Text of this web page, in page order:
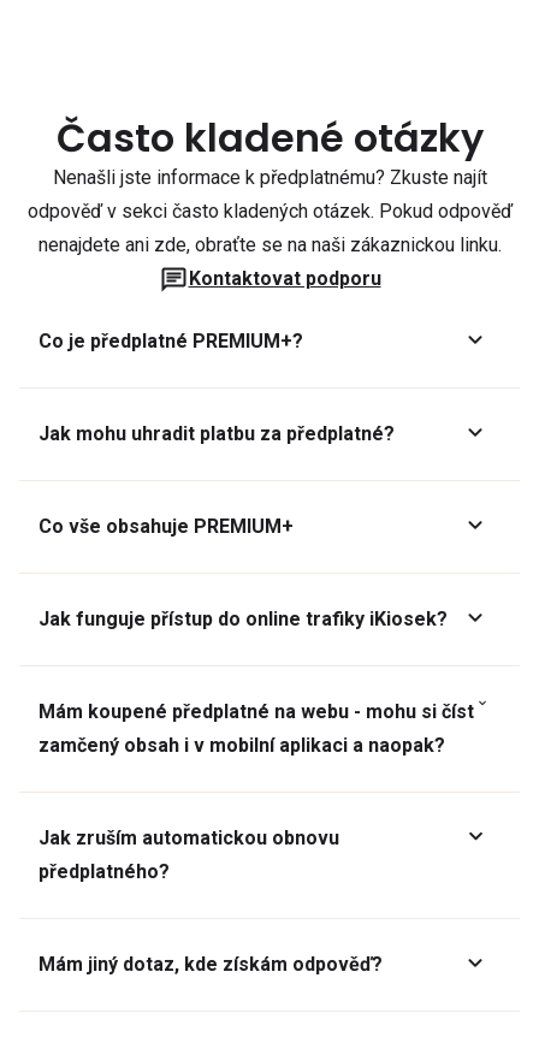
Často kladené otázky
Nenašli jste informace k předplatnému? Zkuste najít
odpověď v sekci často kladených otázek. Pokud odpověď
nenajdete ani zde, obraťte se na naši zákaznickou linku.
Kontaktovat podporu
Co je předplatné PREMIUM+?
Jak mohu uhradit platbu za předplatné?
Co vše obsahuje PREMIUM+
Jak funguje přístup do online trafiky iKiosek?
Mám koupené předplatné na webu - mohu si číst
zamčený obsah i v mobilní aplikaci a naopak?
Jak zruším automatickou obnovu
předplatného?
Mám jiný dotaz, kde získám odpověď?